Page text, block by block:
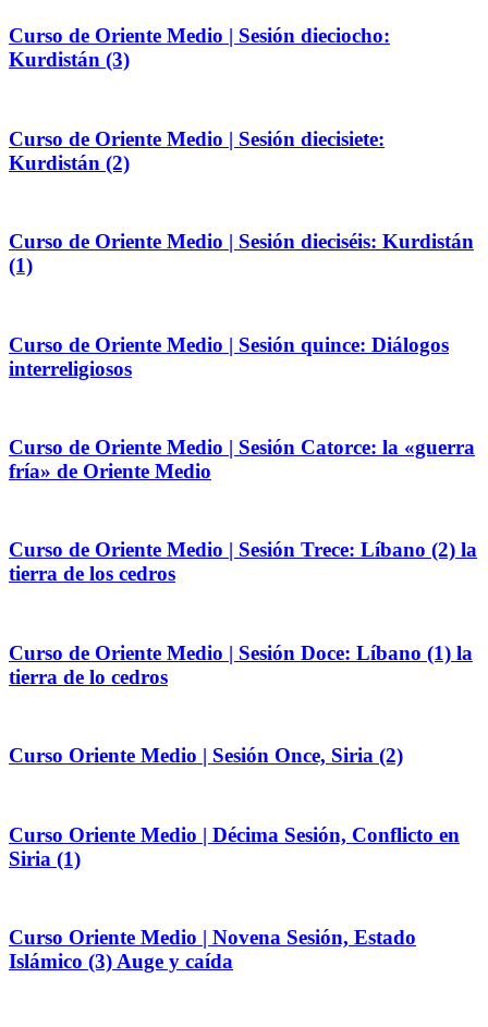
Curso de Oriente Medio | Sesión dieciocho:
Kurdistán (3)
Curso de Oriente Medio | Sesión diecisiete:
Kurdistán (2)
Curso de Oriente Medio | Sesión dieciséis: Kurdistán
(1)
Curso de Oriente Medio | Sesión quince: Diálogos
interreligiosos
Curso de Oriente Medio | Sesión Catorce: la «guerra
fría» de Oriente Medio
Curso de Oriente Medio | Sesión Trece: Líbano (2) la
tierra de los cedros
Curso de Oriente Medio | Sesión Doce: Líbano (1) la
tierra de lo cedros
Curso Oriente Medio | Sesión Once, Siria (2)
Curso Oriente Medio | Décima Sesión, Conflicto en
Siria (1)
Curso Oriente Medio | Novena Sesión, Estado
Islámico (3) Auge y caída